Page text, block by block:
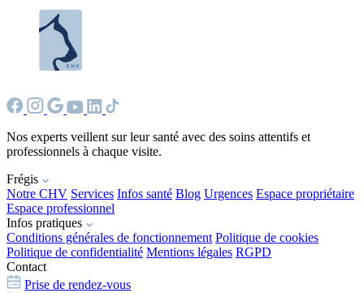
Nos experts veillent sur leur santé avec des soins attentifs et
professionnels à chaque visite.
Frégis
Notre CHV Services Infos santé Blog Urgences Espace propriétaire
Espace professionnel
Infos pratiques
Conditions générales de fonctionnement Politique de cookies
Politique de confidentialité Mentions légales RGPD
Contact
Prise de rendez-vous